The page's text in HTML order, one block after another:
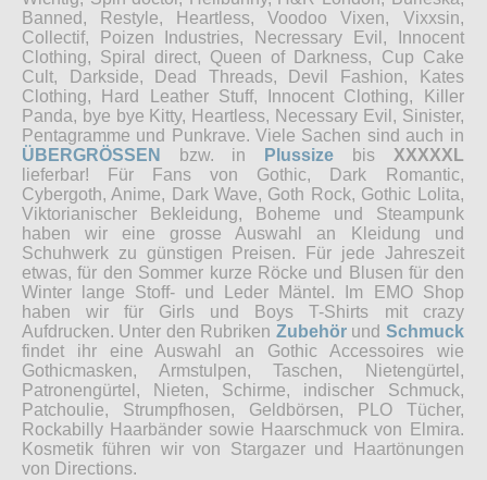
Banned, Restyle, Heartless, Voodoo Vixen, Vixxsin,
Collectif, Poizen Industries, Necressary Evil, Innocent
Clothing, Spiral direct, Queen of Darkness, Cup Cake
Cult, Darkside, Dead Threads, Devil Fashion, Kates
Clothing, Hard Leather Stuff, Innocent Clothing, Killer
Panda, bye bye Kitty, Heartless, Necessary Evil, Sinister,
Pentagramme und Punkrave. Viele Sachen sind auch in
ÜBERGRÖSSEN
bzw. in Plussize bis XXXXXL
lieferbar! Für Fans von Gothic, Dark Romantic,
Cybergoth, Anime, Dark Wave, Goth Rock, Gothic Lolita,
Viktorianischer Bekleidung, Boheme und Steampunk
haben wir eine grosse Auswahl an Kleidung und
Schuhwerk zu günstigen Preisen. Für jede Jahreszeit
etwas, für den Sommer kurze Röcke und Blusen für den
Winter lange Stoff- und Leder Mäntel. Im EMO Shop
haben wir für Girls und Boys T-Shirts mit crazy
Aufdrucken. Unter den Rubriken Zubehörund Schmuck
findet ihr eine Auswahl an Gothic Accessoires wie
Gothicmasken, Armstulpen, Taschen, Nietengürtel,
Patronengürtel, Nieten, Schirme, indischer Schmuck,
Patchoulie, Strumpfhosen, Geldbörsen, PLO Tücher,
Rockabilly Haarbänder sowie Haarschmuck von Elmira.
Kosmetik führen wir von Stargazer und Haartönungen
von Directions.